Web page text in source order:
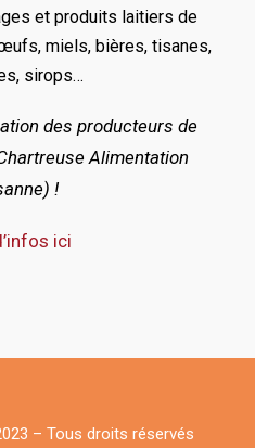
et produits laitiers de
miels, bières, tisanes,
sirops…
des producteurs de
Alimentation
!
ici
– Tous droits réservés